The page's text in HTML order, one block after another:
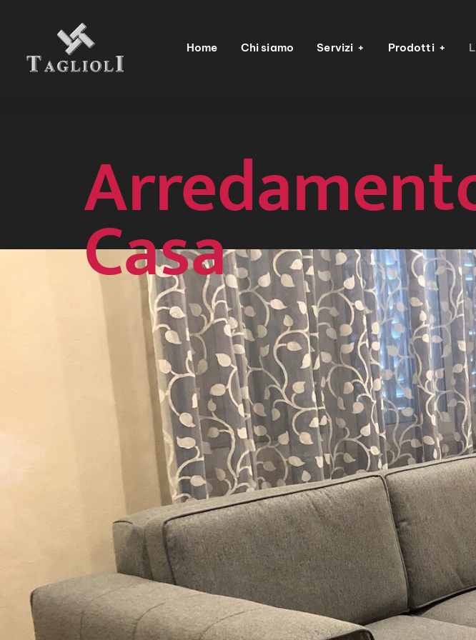
Home Chi siamo Servizi Prodotti
Casa